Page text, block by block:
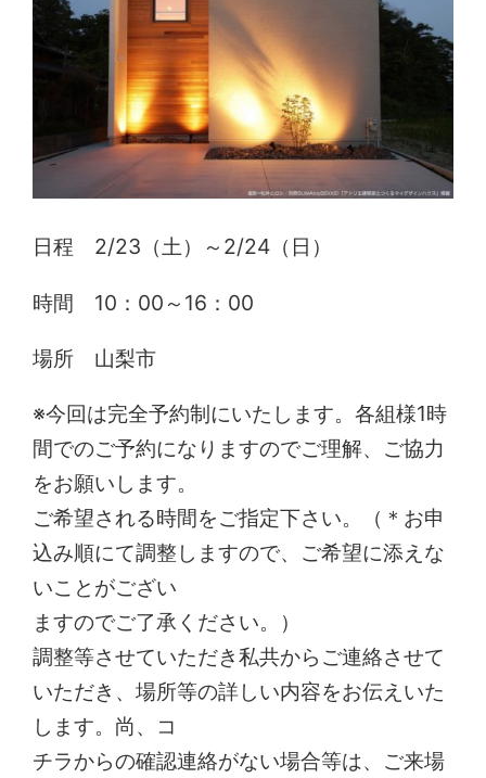
日程 2/23（土）～2/24（日）
時間 10：00～16：00
場所 山梨市
※今回は完全予約制にいたします。各組様1時
間でのご予約になりますのでご理解、ご協力
をお願いします。
ご希望される時間をご指定下さい。（＊お申
込み順にて調整しますので、ご希望に添えな
いことがござい
ますのでご了承ください。）
調整等させていただき私共からご連絡させて
いただき、場所等の詳しい内容をお伝えいた
します。尚、コ
チラからの確認連絡がない場合等は、ご来場